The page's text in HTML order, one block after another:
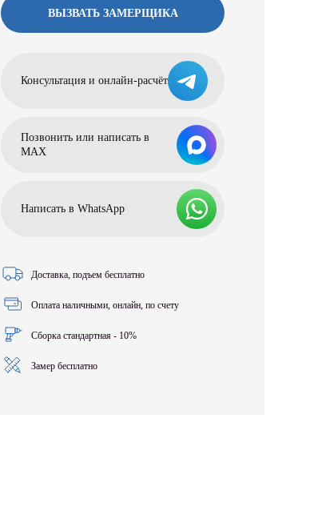
ВЫЗВАТЬ ЗАМЕРЩИКА
Консультация и онлайн-расчёт
Позвонить или написать в
МАХ
Написать в WhatsApp
Доставка, подъем бесплатно
Оплата наличными, онлайн, по счету
Сборка стандартная - 10%
Замер бесплатно